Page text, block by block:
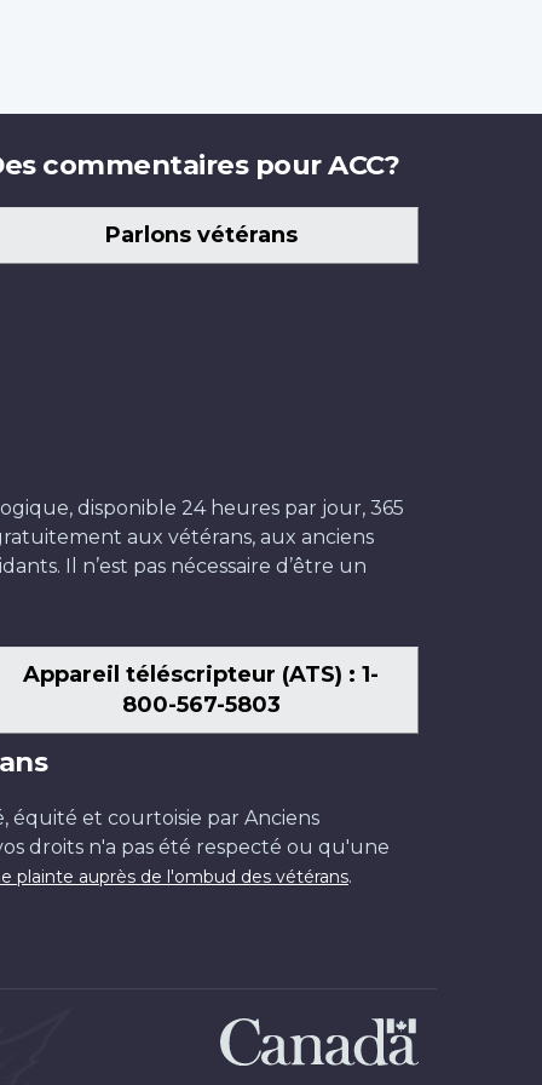
commentaires pour ACC?
Parlons vétérans
disponible 24 heures par jour, 365
aux vétérans, aux anciens
Il n’est pas nécessaire d’être un
Appareil téléscripteur (ATS) : 1-
800-567-5803
équité et courtoisie par Anciens
droits n'a pas été respecté ou qu'une
plainte auprès de l'ombud des vétérans.